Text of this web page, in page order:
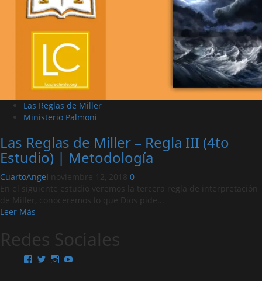
Las Reglas de Miller
Ministerio Palmoni
Las Reglas de Miller – Regla III (4to
Estudio) | Metodología
CuartoAngel noviembre 12, 2018 0
En el siguiente estudio veremos la tercera regla de interpretación
de Miller, conoceremos lo que Dios pide...
Leer Más
acerca
de
Las
Redes Sociales
Ver Ver Ver